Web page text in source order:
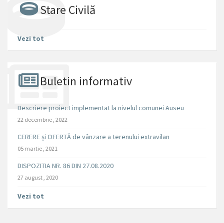
Stare Civilă
Vezi tot
Buletin informativ
Descriere proiect implementat la nivelul comunei Auseu
22 decembrie , 2022
CERERE și OFERTĂ de vânzare a terenului extravilan
05 martie , 2021
DISPOZITIA NR. 86 DIN 27.08.2020
27 august , 2020
Vezi tot